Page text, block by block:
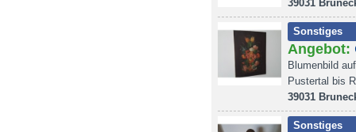
39031
Sonstiges
Angebot:
Blumenbild
Pustertal bis
39031
Sonstiges